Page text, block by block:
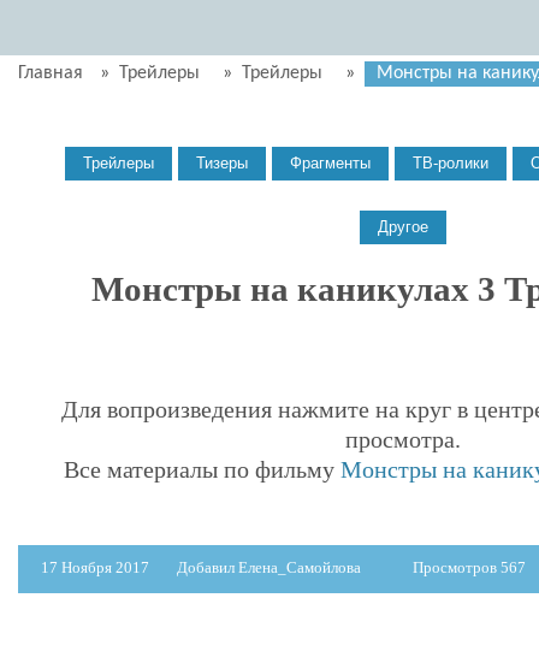
Главная » Трейлеры » Трейлеры » Монстры на
Монстры на каникулах 3
Для вопроизведения нажмите на круг в
просмотра.
Все материалы по фильму Монстры на
17 Ноября 2017 Добавил Елена_Самойлова Просмотров 567